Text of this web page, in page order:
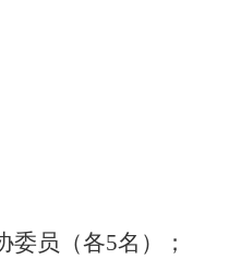
委员 （各5名）；